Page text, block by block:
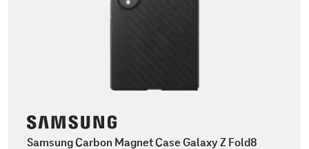
Samsung Carbon Magnet Case Galaxy Z Fold8